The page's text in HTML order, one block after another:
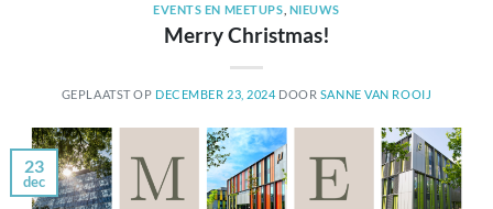
EVENTS EN MEETUPS NIEUWS
Merry Christmas!
GEPLAATST OP DECEMBER 23, 2024 DOOR SANNE VAN ROOIJ
23
dec